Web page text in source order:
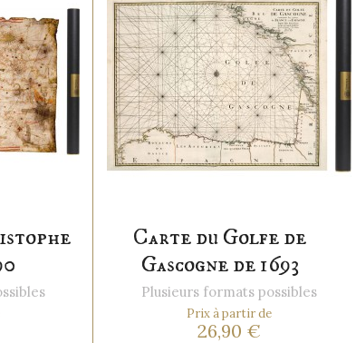
Carte du Golfe de
Gascogne de 1693
Plusieurs formats possibles
Prix à partir de
26,90 €